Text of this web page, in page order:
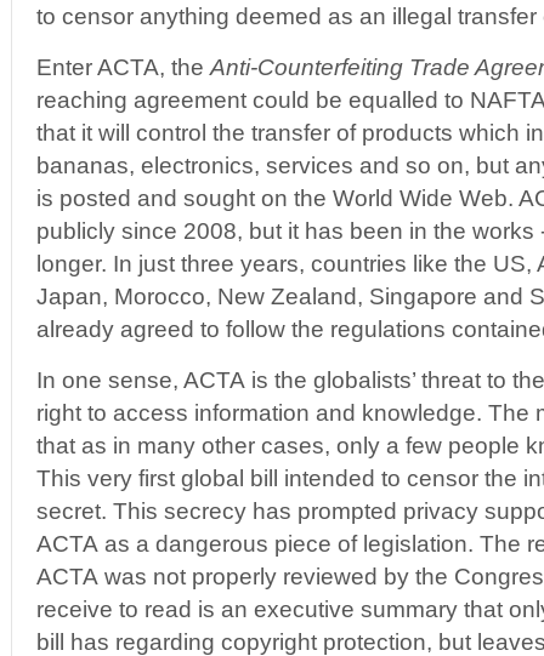
to censor anything deemed as an illegal transfer
Enter ACTA, the Anti-Counterfeiting Trade
reaching agreement could be equalled to
that it will control the transfer of products which
bananas, electronics, services and so on, but
is posted and sought on the World Wide Web.
publicly since 2008, but it has been in the works
longer. In just three years, countries like the US,
Japan, Morocco, New Zealand, Singapore and
already agreed to follow the regulations
In one sense, ACTA is the globalists’ threat to
right to access information and knowledge. The
that as in many other cases, only a few people
This very first global bill intended to censor the
secret. This secrecy has prompted privacy
ACTA as a dangerous piece of legislation. The
ACTA was not properly reviewed by the
receive to read is an executive summary that
bill has regarding copyright protection, but